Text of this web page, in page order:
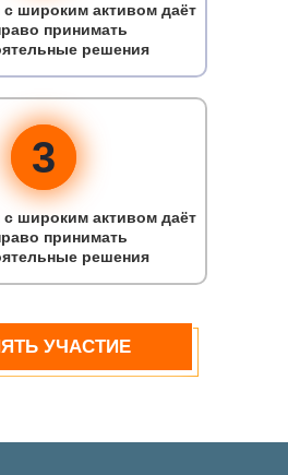
с широким активом даёт
принимать
решения
3
с широким активом даёт
принимать
решения
УЧАСТИЕ